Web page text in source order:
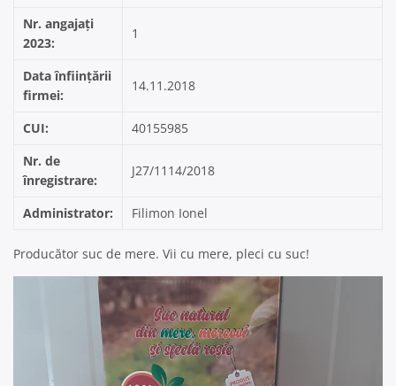
Nr. angajați
2023:
1
Data înființării
firmei:
14.11.2018
CUI:
40155985
Nr. de
înregistrare:
J27/1114/2018
Administrator: Filimon Ionel
Producător suc de mere. Vii cu mere, pleci cu suc!